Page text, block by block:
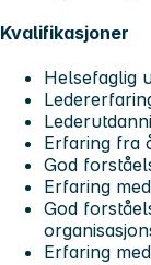
Kvalifikasjoner
Helsefaglig
Erfaring fra
God
Erfaring
God
Erfaring